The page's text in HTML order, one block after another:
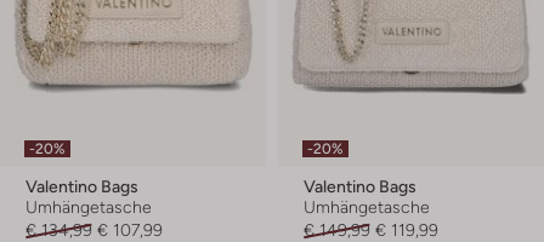
-20%
Valentino Bags
Umhängetasche
€ 134,99 € 107,99
-20%
Valentino Bags
Umhängetasche
€ 149,99 € 119,99